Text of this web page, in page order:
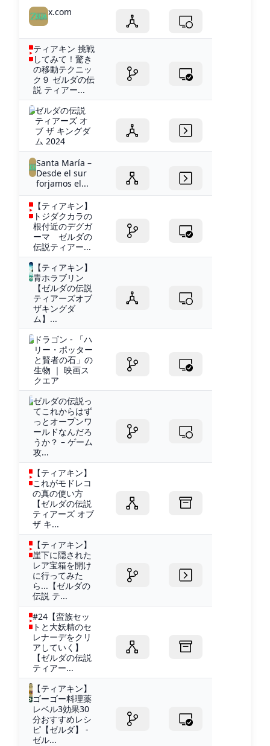
x.com
ティアキン 挑戦
してみて！驚き
の移動テクニッ
ク９ ゼルダの伝
説 ティアー...
ゼルダの伝説
ティアーズ オ
ブ ザ キングダ
ム 2024
Santa María –
Desde el sur
forjamos el...
【ティアキン】
トジダクカラの
根付近のデグガ
ーマ ゼルダの
伝説ティアー...
【ティアキン】
青ホラブリン
【ゼルダの伝説
ティアーズオブ
ザキングダ
ム】...
ドラゴン - 「ハ
リー・ポッター
と賢者の石」の
生物 ｜ 映画ス
クエア
ゼルダの伝説っ
てこれからはず
っとオープンワ
ールドなんだろ
うか？ – ゲーム
攻...
【ティアキン】
これがモドレコ
の真の使い方
【ゼルダの伝説
ティアーズ オブ
ザ キ...
【ティアキン】
崖下に隠された
レア宝箱を開け
に行ってみた
ら...【ゼルダの
伝説 テ...
#24【蛮族セッ
トと大妖精のセ
レナーデをクリ
アしていく】
【ゼルダの伝説
ティアー...
【ティアキン】
ゴーゴー料理薬
レベル3効果30
分おすすめレシ
ピ【ゼルダ】 -
ゼル...